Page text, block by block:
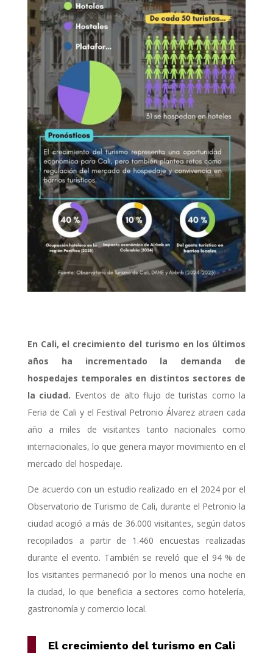
En Cali, el crecimiento del turismo en los últimos
años ha incrementado la demanda de
hospedajes temporales en distintos sectores de
la ciudad. Eventos de alto flujo de turistas como la
Feria de Cali y el Festival Petronio Álvarez atraen cada
año a miles de visitantes tanto nacionales como
internacionales, lo que genera mayor movimiento en el
mercado del hospedaje.
De acuerdo con un estudio realizado en el 2024 por el
Observatorio de Turismo de Cali, durante el Petronio la
ciudad acogió a más de 36.000 visitantes, según datos
recopilados a partir de 1.460 encuestas realizadas
durante el evento. También se reveló que el 94 % de
los visitantes permaneció por lo menos una noche en
la ciudad, lo que beneficia a sectores como hotelería,
gastronomía y comercio local.
El crecimiento del turismo en Cali